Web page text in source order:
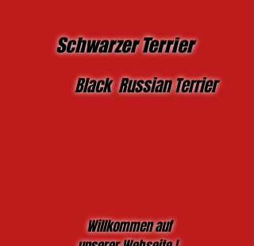
Schwarzer Terrier
Black Russian Terrier
Willkommen auf